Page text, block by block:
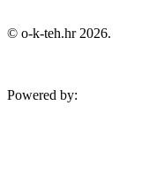
© o-k-teh.hr 2026.
Powered by: